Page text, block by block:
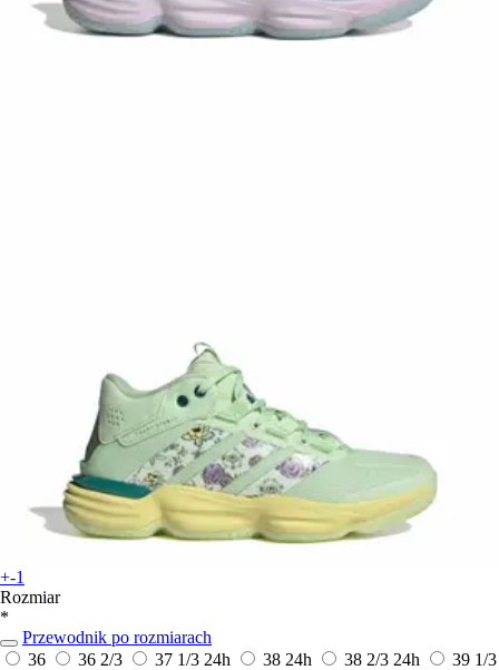
+-1
Rozmiar
*
Przewodnik po rozmiarach
36
36 2/3 37 1/3 24h 38 24h 38 2/3 24h
39 1/3